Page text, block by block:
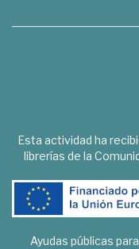
Esta actividad ha
librerías de la
Ayudas públicas